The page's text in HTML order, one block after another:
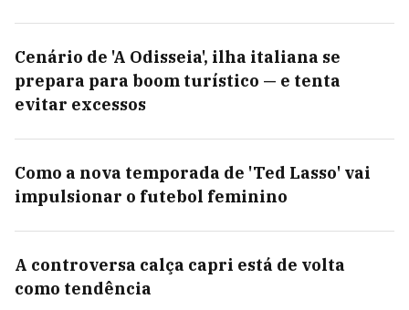
Cenário de 'A Odisseia', ilha italiana se
prepara para boom turístico — e tenta
evitar excessos
Como a nova temporada de 'Ted Lasso' vai
impulsionar o futebol feminino
A controversa calça capri está de volta
como tendência